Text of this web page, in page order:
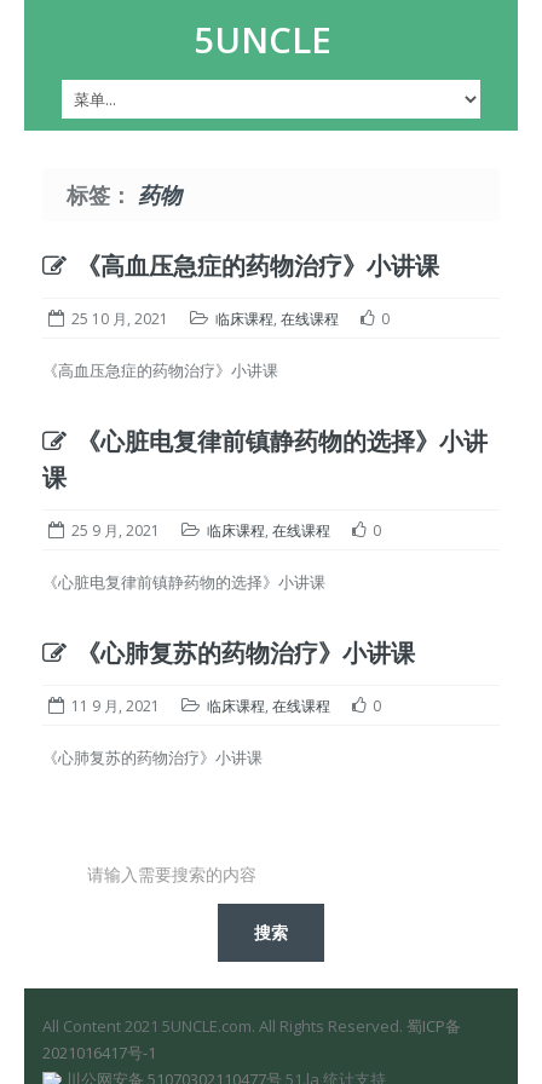
5UNCLE
标签： 药物
《高血压急症的药物治疗》小讲课
25 10 月, 2021 临床课程, 在线课程 0
《高血压急症的药物治疗》小讲课
《心脏电复律前镇静药物的选择》小讲
课
25 9 月, 2021 临床课程, 在线课程 0
《心脏电复律前镇静药物的选择》小讲课
《心肺复苏的药物治疗》小讲课
11 9 月, 2021 临床课程, 在线课程 0
《心肺复苏的药物治疗》小讲课
All Content 2021 5UNCLE.com. All Rights Reserved. 蜀ICP备
2021016417号-1
川公网安备 51070302110477号 51.la 统计支持